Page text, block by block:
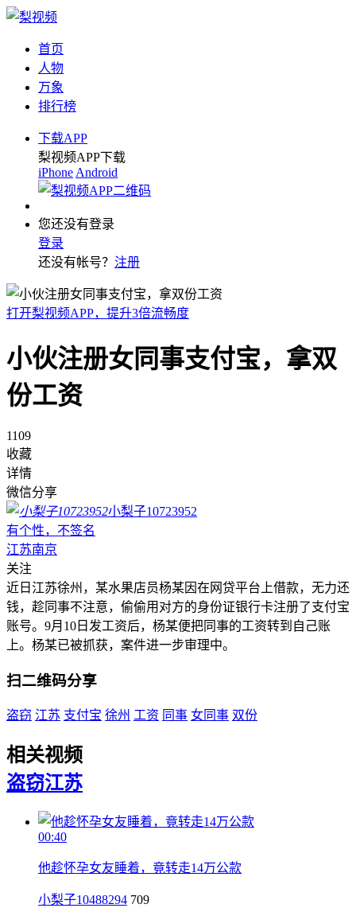
首页
人物
万象
排行榜
下载APP
梨视频APP下载
iPhone Android
您还没有登录
登录
还没有帐号？ 注册
打开梨视频APP，提升3倍流畅度
小伙注册女同事支付宝，拿双
份工资
1109
收藏
详情
微信分享
小梨子10723952
有个性，不签名
江苏南京
关注
近日江苏徐州，某水果店员杨某因在网贷平台上借款，无力还
钱，趁同事不注意，偷偷用对方的身份证银行卡注册了支付宝
账号。9月10日发工资后，杨某便把同事的工资转到自己账
上。杨某已被抓获，案件进一步审理中。
扫二维码分享
盗窃 江苏 支付宝 徐州 工资 同事 女同事 双份
相关视频
盗窃江苏
00:40
他趁怀孕女友睡着，竟转走14万公款
小梨子10488294 709